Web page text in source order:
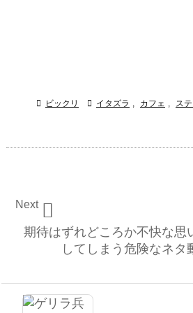
 ビックリ  イタズラ , カフェ , ス
期待はずれどころか不快な思
してしまう危険なネタ

Next